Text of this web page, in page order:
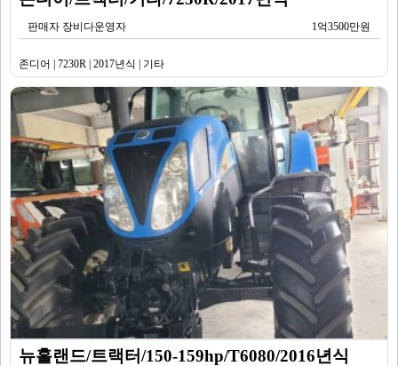
판매자 장비다운영자 1억3500만원
존디어 | 7230R | 2017년식 | 기타
뉴홀랜드/트랙터/150-159hp/T6080/2016년식